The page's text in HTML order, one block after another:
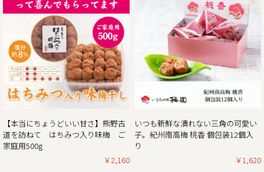
表記の件、下記の通りご案内させていただきます。
何かとご迷惑をお掛け致しますが、何卒ご理解とご協力を賜
りますよう宜しくお願い致します。
2024年12月21日（土曜日）お正月前出荷ご注文受付最終日
※2024年12月21日（土曜日）以降の注文分は2025年1月7日
（火曜日）以降の出荷。
2024年12月27日（金曜日）
2024年12月29日（日曜日）～ 2025年1月5日（日曜
日） 休 業 日
2025年1月6日（月曜
日） 平常通り営業
【本当にちょうどいい甘さ】熊野古
道を訪ねて はちみつ入り味梅 ご
家庭用500g
￥2,160
いつも新鮮な潰れない三角の可愛い
子。紀州南高梅 桃香 個包装12個入
り
￥1,620